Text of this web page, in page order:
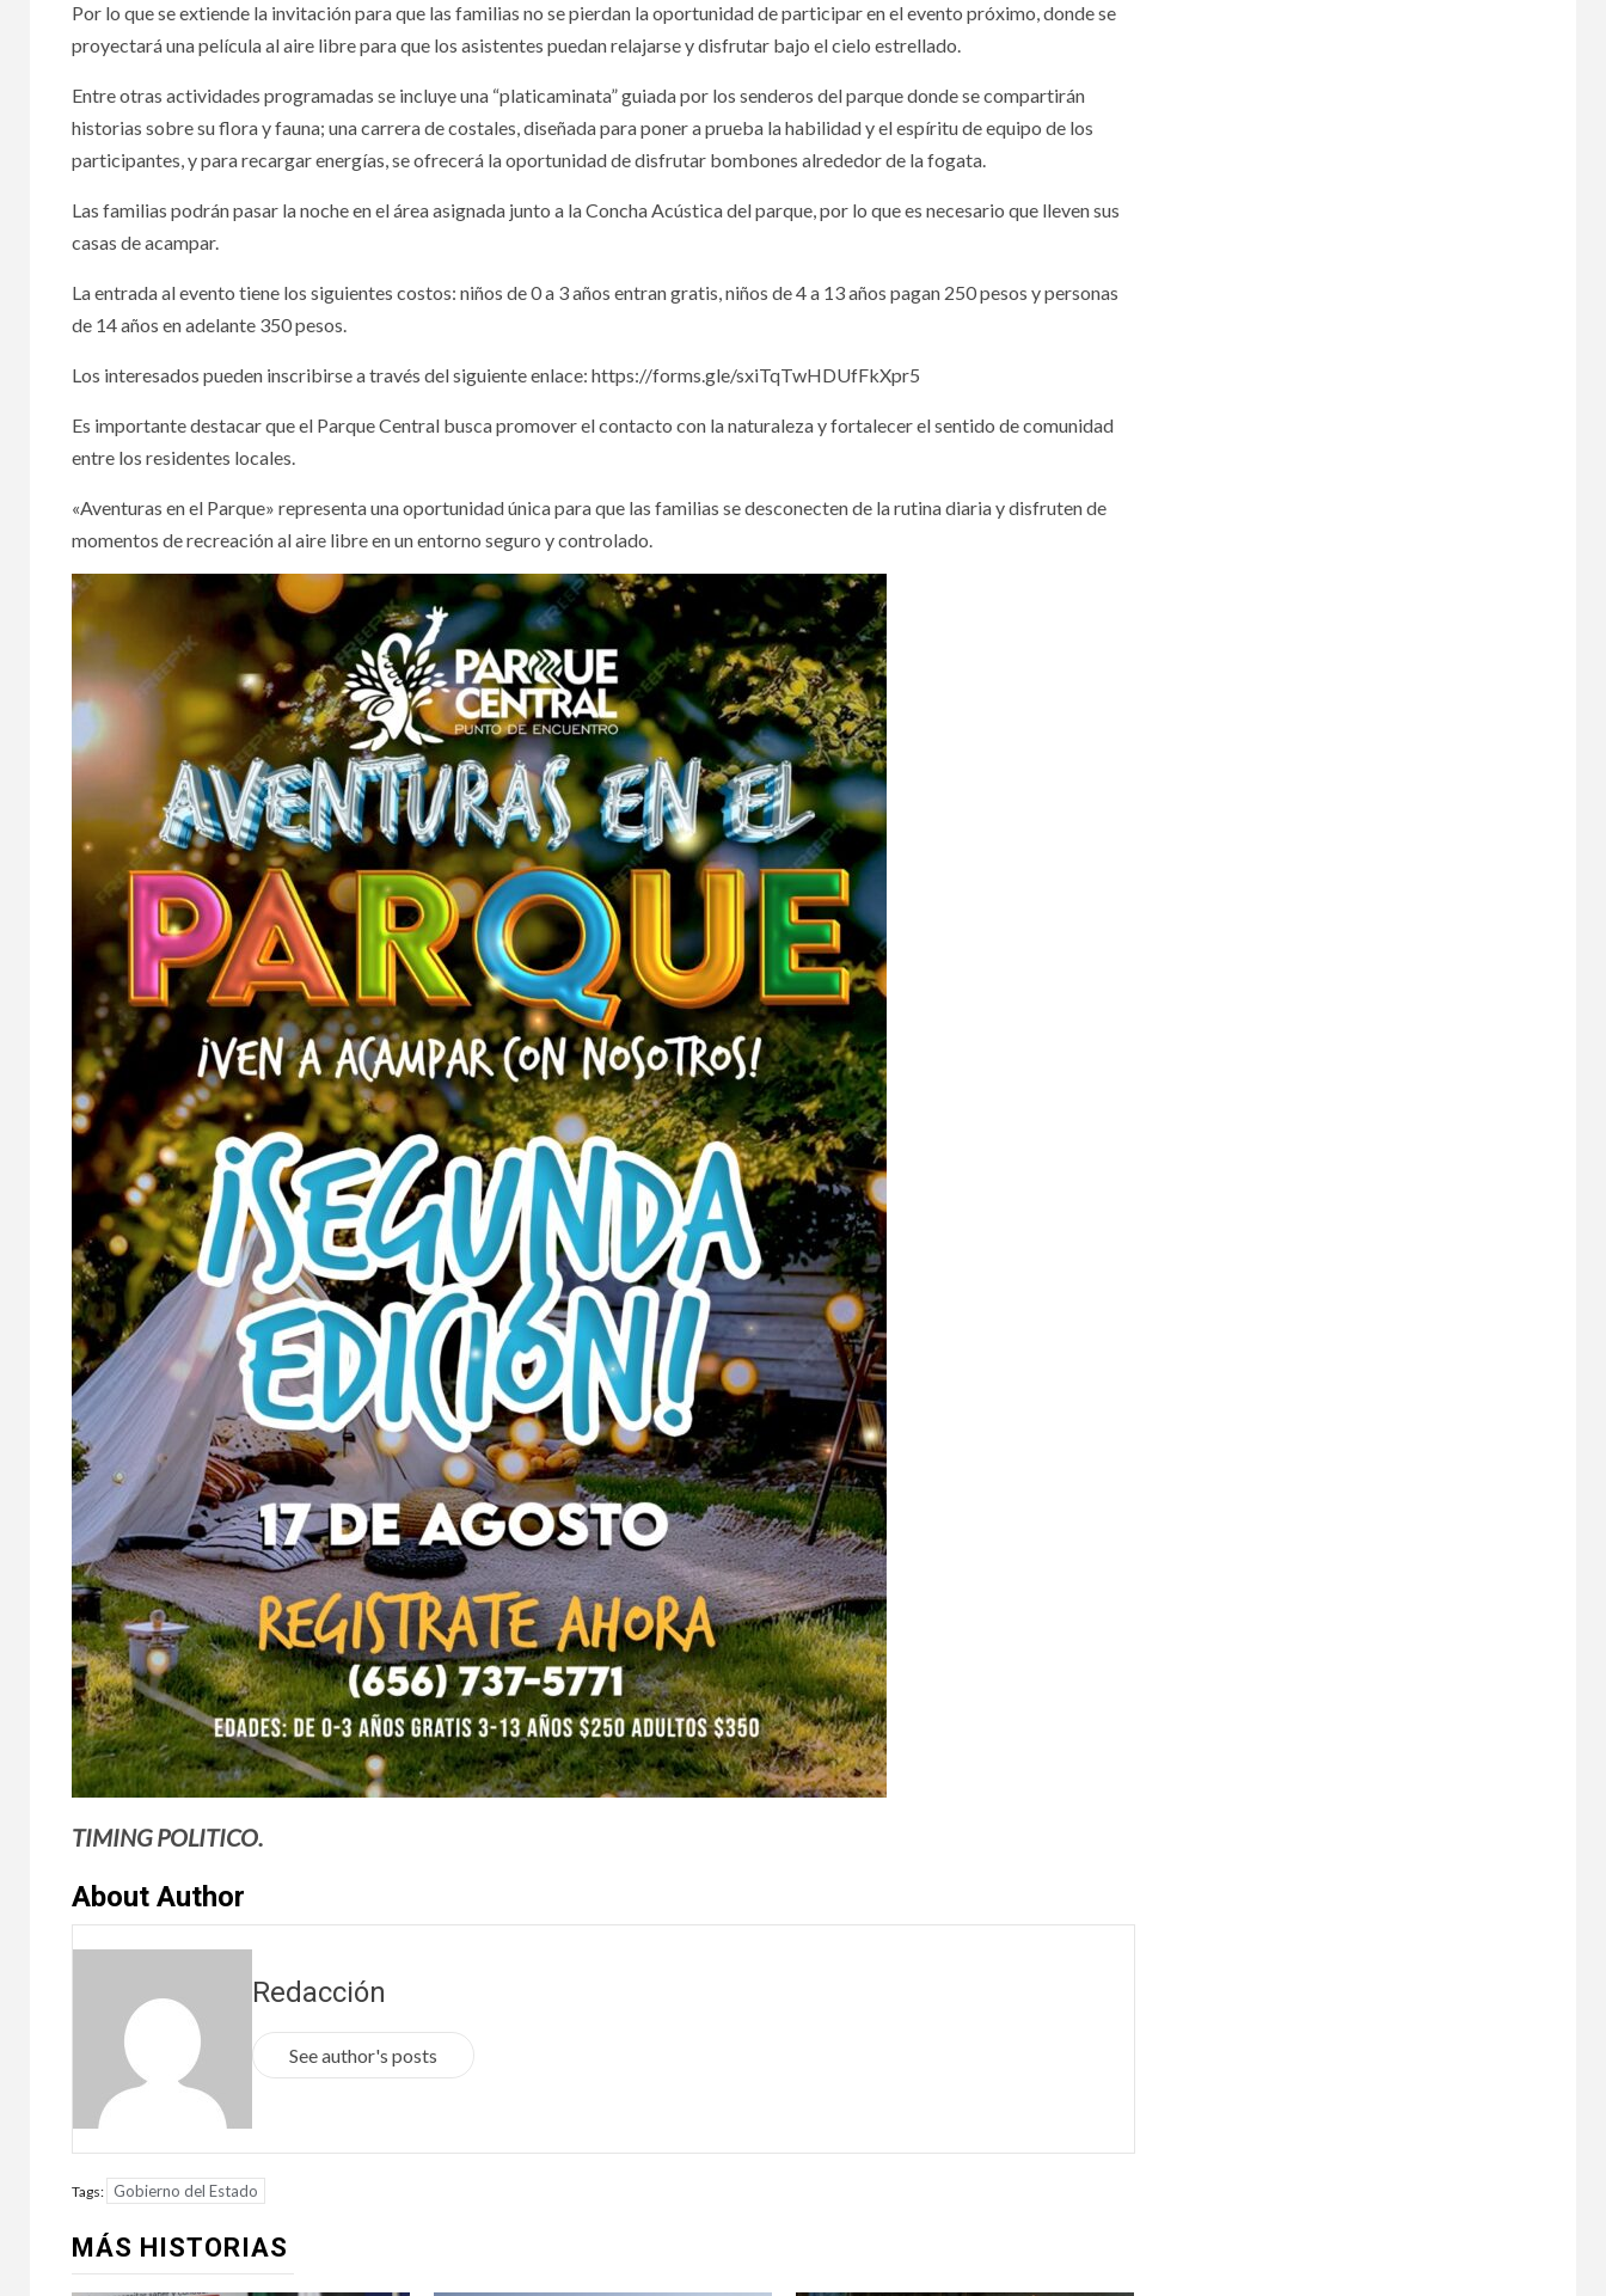
Por lo que se extiende la invitación para que las familias no se pierdan la oportunidad de participar en el evento próximo, donde se
proyectará una película al aire libre para que los asistentes puedan relajarse y disfrutar bajo el cielo estrellado.
Entre otras actividades programadas se incluye una “platicaminata” guiada por los senderos del parque donde se compartirán
historias sobre su flora y fauna; una carrera de costales, diseñada para poner a prueba la habilidad y el espíritu de equipo de los
participantes, y para recargar energías, se ofrecerá la oportunidad de disfrutar bombones alrededor de la fogata.
Las familias podrán pasar la noche en el área asignada junto a la Concha Acústica del parque, por lo que es necesario que lleven sus
casas de acampar.
La entrada al evento tiene los siguientes costos: niños de 0 a 3 años entran gratis, niños de 4 a 13 años pagan 250 pesos y personas
de 14 años en adelante 350 pesos.
Los interesados pueden inscribirse a través del siguiente enlace: https://forms.gle/sxiTqTwHDUfFkXpr5
Es importante destacar que el Parque Central busca promover el contacto con la naturaleza y fortalecer el sentido de comunidad
entre los residentes locales.
«Aventuras en el Parque» representa una oportunidad única para que las familias se desconecten de la rutina diaria y disfruten de
momentos de recreación al aire libre en un entorno seguro y controlado.
TIMING POLITICO.
About Author
Redacción
See author's posts
Tags: Gobierno del Estado
MÁS HISTORIAS